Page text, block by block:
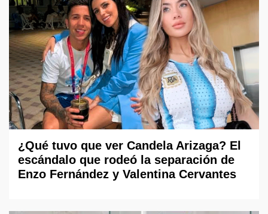
¿Qué tuvo que ver Candela Arizaga? El
escándalo que rodeó la separación de
Enzo Fernández y Valentina Cervantes